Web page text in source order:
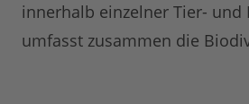
innerhalb einzelner Tier- und
umfasst zusammen die